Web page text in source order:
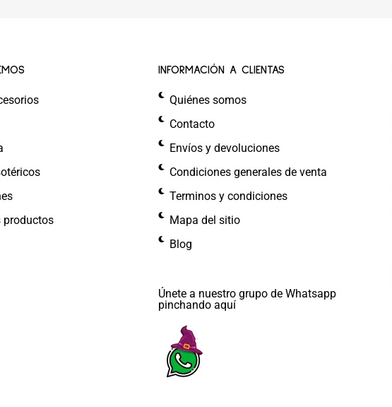
productos
INFORMACIÓN A CLIENTAS
Quiénes somos
Contacto
Envíos y devoluciones
Condiciones generales de venta
Terminos y condiciones
Mapa del sitio
Blog
Únete a nuestro grupo de Whatsapp
pinchando aquí​